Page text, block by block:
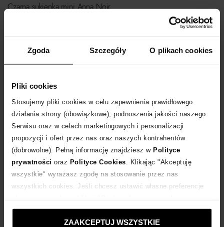
Zgoda Szczegóły O plikach cookies
Pliki cookies
Stosujemy pliki cookies w celu zapewnienia prawidłowego
działania strony (obowiązkowe), podnoszenia jakości naszego
Serwisu oraz w celach marketingowych i personalizacji
propozycji i ofert przez nas oraz naszych kontrahentów
(dobrowolne). Pełną informację znajdziesz w Polityce
prywatności oraz Polityce Cookies . Klikając "Akceptuję
wszystkie" wyrażasz zgodę na stosowanie przez nas
wszystkich cookies. Jeśli chcesz ustawić własne preferencje
ustawienia prywatności.
ZAAKCEPTUJ WSZYSTKIE
Czarna sukienka mini Anna Noir
Rozmiarówka standardowa
Tabela rozmiarów
POWIADOM O DOSTAWIE
Dostawa od 0 zł
14 dni na zwrot towaru